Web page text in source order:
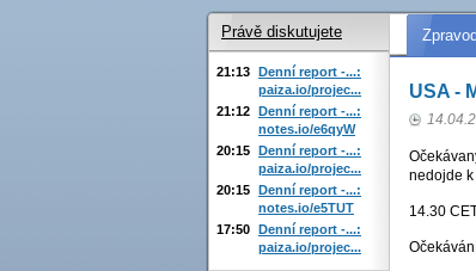
USA -
nedojde
14.30
Právě diskutujete
21:13 Denní report -...:
paiza.io/projec...
21:12 Denní report -...:
notes.io/e6qyW
20:15 Denní report -...:
paiza.io/projec...
20:15 Denní report -...:
notes.io/e5TUT
17:50 Denní report -...:
paiza.io/projec...